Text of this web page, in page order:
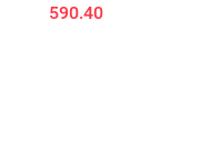
590.40